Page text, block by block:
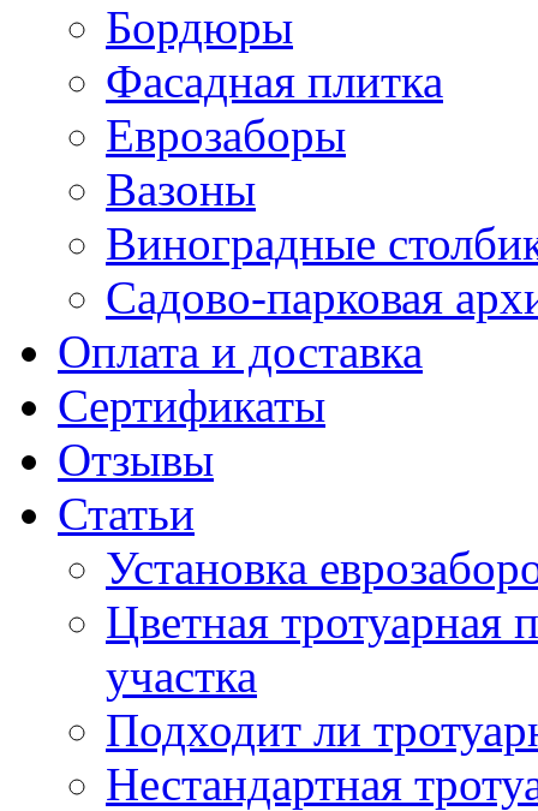
Бордюры
Фасадная плитка
Еврозаборы
Вазоны
Виноградные
Садово-парковая
Оплата и доставка
Сертификаты
Отзывы
Статьи
Установка
Цветная тротуарная
участка
Подходит ли
Нестандартная